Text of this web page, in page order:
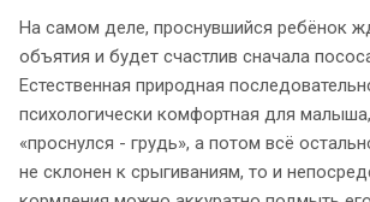
На самом деле, проснувшийся ребёнок
объятия и будет счастлив сначала
Естественная природная
психологически комфортная для
«проснулся - грудь», а потом всё
не склонен к срыгиваниям, то и